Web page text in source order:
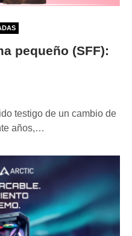
pequeño (SFF):
testigo de un cambio de
años,…